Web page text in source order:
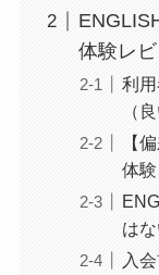
体験レ
利
（
【
体
は
入